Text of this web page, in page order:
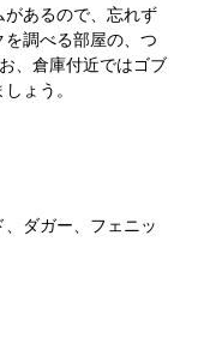
あるので、忘れず
調べる部屋の、つ
、倉庫付近ではゴブ
ょう。
ダガー、フェニッ